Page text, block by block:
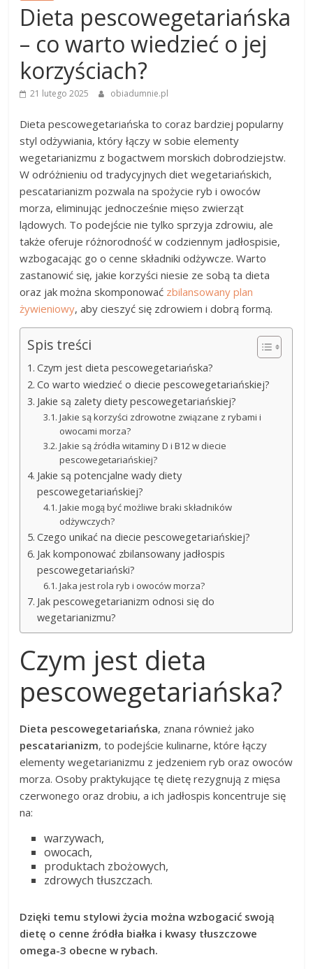
Dieta pescowegetariańska
– co warto wiedzieć o jej
korzyściach?
21 lutego 2025 obiadumnie.pl
Dieta pescowegetariańska to coraz bardziej popularny
styl odżywiania, który łączy w sobie elementy
wegetarianizmu z bogactwem morskich dobrodziejstw.
W odróżnieniu od tradycyjnych diet wegetariańskich,
pescatarianizm pozwala na spożycie ryb i owoców
morza, eliminując jednocześnie mięso zwierząt
lądowych. To podejście nie tylko sprzyja zdrowiu, ale
także oferuje różnorodność w codziennym jadłospisie,
wzbogacając go o cenne składniki odżywcze. Warto
zastanowić się, jakie korzyści niesie ze sobą ta dieta
oraz jak można skomponować zbilansowany plan
żywieniowy, aby cieszyć się zdrowiem i dobrą formą.
Spis treści
Czym jest dieta pescowegetariańska?
Co warto wiedzieć o diecie pescowegetariańskiej?
Jakie są zalety diety pescowegetariańskiej?
Jakie są korzyści zdrowotne związane z rybami i
owocami morza?
Jakie są źródła witaminy D i B12 w diecie
pescowegetariańskiej?
Jakie są potencjalne wady diety
pescowegetariańskiej?
Jakie mogą być możliwe braki składników
odżywczych?
Czego unikać na diecie pescowegetariańskiej?
Jak komponować zbilansowany jadłospis
pescowegetariański?
Jaka jest rola ryb i owoców morza?
Jak pescowegetarianizm odnosi się do
wegetarianizmu?
Czym jest dieta
pescowegetariańska?
Dieta pescowegetariańska, znana również jako
pescatarianizm, to podejście kulinarne, które łączy
elementy wegetarianizmu z jedzeniem ryb oraz owoców
morza. Osoby praktykujące tę dietę rezygnują z mięsa
czerwonego oraz drobiu, a ich jadłospis koncentruje się
na:
warzywach,
owocach,
produktach zbożowych,
zdrowych tłuszczach.
Dzięki temu stylowi życia można wzbogacić swoją
dietę o cenne źródła białka i kwasy tłuszczowe
omega-3 obecne w rybach.